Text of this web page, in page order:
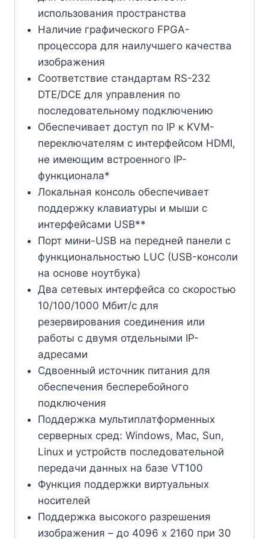
использования пространства
Наличие графического FPGA-
процессора для наилучшего качества
изображения
Соответствие стандартам RS-232
DTE/DCE для управления по
последовательному подключению
Обеспечивает доступ по IP к KVM-
переключателям с интерфейсом HDMI,
не имеющим встроенного IP-
функционала*
Локальная консоль обеспечивает
поддержку клавиатуры и мыши с
интерфейсами USB**
Порт мини-USB на передней панели с
функциональностью LUC (USB-консоли
на основе ноутбука)
Два сетевых интерфейса со скоростью
10/100/1000 Mбит/с для
резервирования соединения или
работы с двумя отдельными IP-
адресами
Сдвоенный источник питания для
обеспечения бесперебойного
подключения
Поддержка мультиплатформенных
серверных сред: Windows, Mac, Sun,
Linux и устройств последовательной
передачи данных на базе VT100
Функция поддержки виртуальных
носителей
Поддержка высокого разрешения
изображения – до 4096 x 2160 при 30